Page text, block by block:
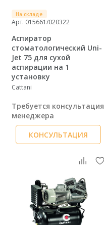
На складе
Арт. 015661/020322
Аспиратор
стоматологический Uni-
Jet 75 для сухой
аспирации на 1
установку
Cattani
Требуется консультация
менеджера
КОНСУЛЬТАЦИЯ